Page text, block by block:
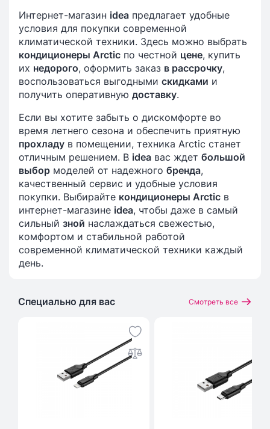
Интернет-магазин idea предлагает удобные
условия для покупки современной
климатической техники. Здесь можно выбрать
кондиционеры Arctic по честной цене, купить
их недорого, оформить заказ в рассрочку,
воспользоваться выгодными скидками и
получить оперативную доставку.
Если вы хотите забыть о дискомфорте во
время летнего сезона и обеспечить приятную
прохладу в помещении, техника Arctic станет
отличным решением. В idea вас ждет большой
выбор моделей от надежного бренда,
качественный сервис и удобные условия
покупки. Выбирайте кондиционеры Arctic в
интернет-магазине idea, чтобы даже в самый
сильный зной наслаждаться свежестью,
комфортом и стабильной работой
современной климатической техники каждый
день.
Специально для вас Смотреть все